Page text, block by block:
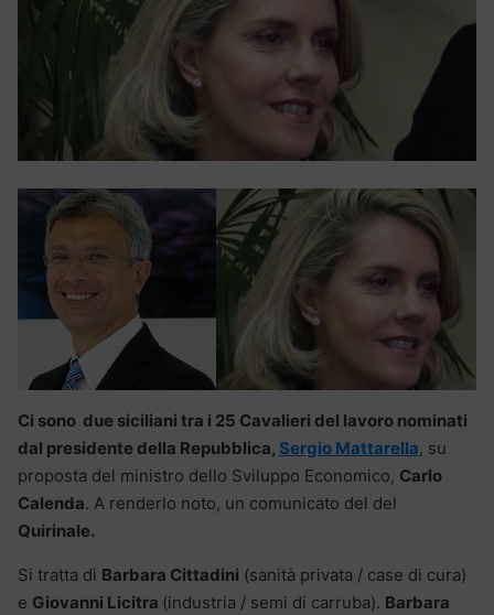
Ci sono due siciliani tra i 25 Cavalieri del lavoro nominati
dal presidente della Repubblica, Sergio Mattarella, su
proposta del ministro dello Sviluppo Economico, Carlo
Calenda. A renderlo noto, un comunicato del del
Quirinale.
Si tratta di Barbara Cittadini (sanità privata / case di cura)
e Giovanni Licitra (industria / semi di carruba). Barbara